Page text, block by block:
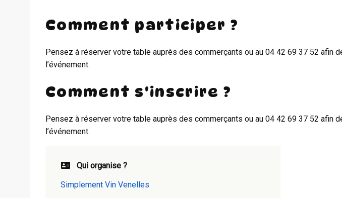
Comment participer ?
Pensez à réserver votre table auprès des commerçants ou au 04 42 69 37 52 afin
l’événement.
Comment s'inscrire ?
Pensez à réserver votre table auprès des commerçants ou au 04 42 69 37 52 afin
l’événement.
Qui organise ?
Simplement Vin Venelles